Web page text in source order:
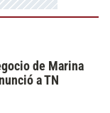
de Marina
a TN